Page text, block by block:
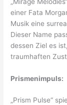
einer Fata
Musik eine
Dieser Name
dessen Ziel es
traumhaften
Prismenimpuls:
„Prism Pulse“